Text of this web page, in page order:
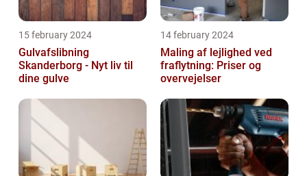
15 february 2024
Gulvafslibning
Skanderborg - Nyt liv til
dine gulve
14 february 2024
Maling af lejlighed ved
fraflytning: Priser og
overvejelser